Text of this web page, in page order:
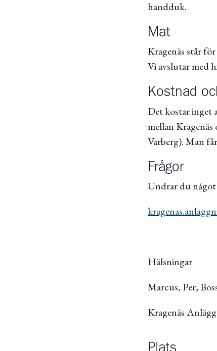
handduk.
Mat
Kragenäs står
Vi avslutar med
Kostnad
Det kostar inget
mellan
Varberg). Man
Frågor
Undrar du
Hälsningar
Marcus, Per,
Kragenäs